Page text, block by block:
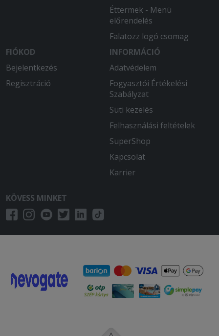
Éttermek - Menü
előrendelés
Falatozz logó csomag
FIÓKOD
Bejelentkezés
Regisztráció
INFORMÁCIÓ
Adatvédelem
Fogyasztói Értékelési
Szabályzat
Süti kezelés
Felhasználási feltételek
SuperShop
Kapcsolat
Karrier
KÖVESS MINKET